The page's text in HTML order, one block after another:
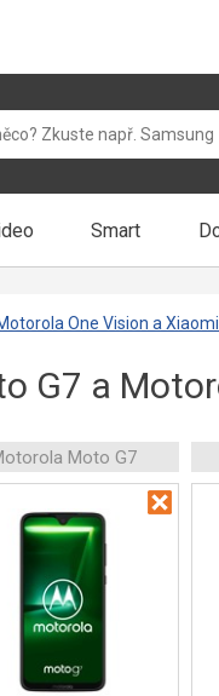
Smart
One Vision a Xiaomi
G7 a
Moto G7